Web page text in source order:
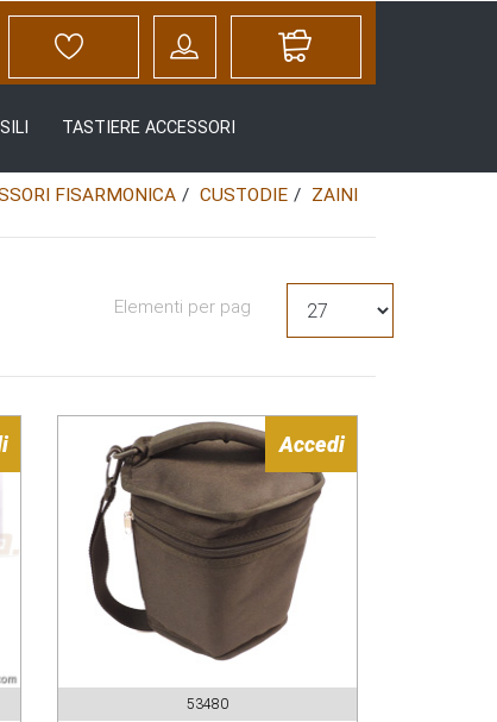
TASTIERE ACCESSORI
FISARMONICA CUSTODIE ZAINI
Elementi per pag
Accedi
53480